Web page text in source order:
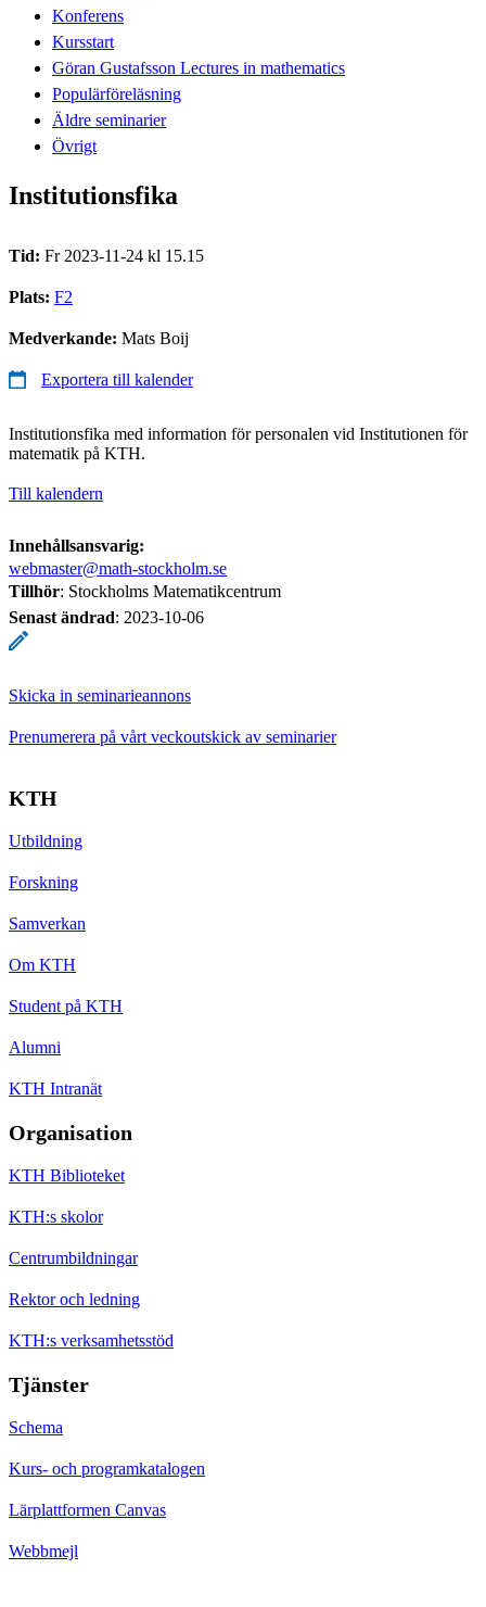
Konferens
Kursstart
Göran Gustafsson Lectures in mathematics
Populärföreläsning
Äldre seminarier
Övrigt
Institutionsfika
Tid: Fr 2023-11-24 kl 15.15
Plats: F2
Medverkande: Mats Boij
Exportera till kalender
Institutionsfika med information för personalen vid Institutionen för
matematik på KTH.
Till kalendern
Innehållsansvarig:
webmaster@math-stockholm.se
Tillhör: Stockholms Matematikcentrum
Senast ändrad: 2023-10-06
Skicka in seminarieannons
Prenumerera på vårt veckoutskick av seminarier
KTH
Utbildning
Forskning
Samverkan
Om KTH
Student på KTH
Alumni
KTH Intranät
Organisation
KTH Biblioteket
KTH:s skolor
Centrumbildningar
Rektor och ledning
KTH:s verksamhetsstöd
Tjänster
Schema
Kurs- och programkatalogen
Lärplattformen Canvas
Webbmejl